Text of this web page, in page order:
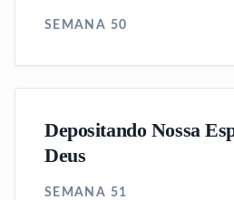
SEMANA 50
Depositando Nossa
Deus
SEMANA 51